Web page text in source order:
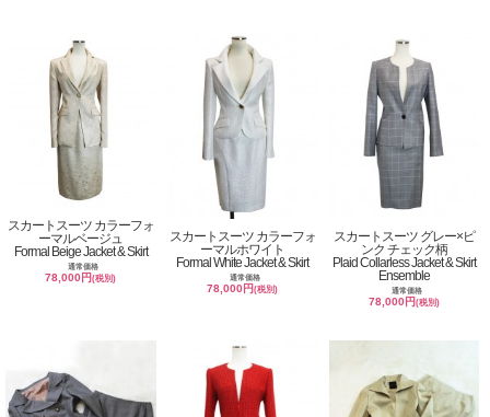
スカートスーツ カラーフォ
ーマルベージュ
Formal Beige Jacket & Skirt
通常価格
78,000円(税別)
スカートスーツ カラーフォ
ーマルホワイト
Formal White Jacket & Skirt
通常価格
78,000円(税別)
スカートスーツ グレー×ピ
ンク チェック柄
Plaid Collarless Jacket & Skirt
Ensemble
通常価格
78,000円(税別)